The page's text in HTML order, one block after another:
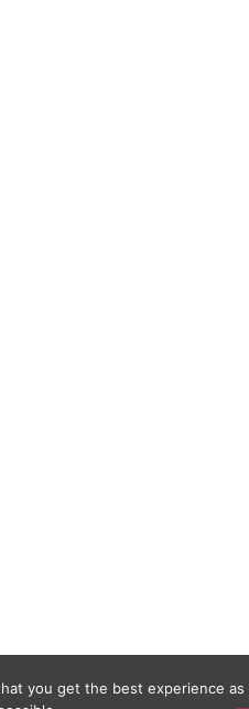
you get the best experience as